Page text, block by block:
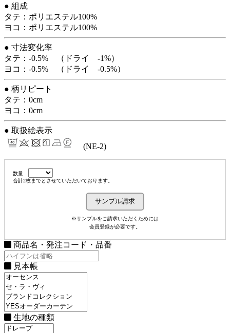
● 組成
タテ：ポリエステル100%
ヨコ：ポリエステル100%
● 寸法変化率
タテ：-0.5% （ドライ -1%）
ヨコ：-0.5% （ドライ -0.5%）
● 柄リピート
タテ：0cm
ヨコ：0cm
● 取扱絵表示
(NE-2)
数量
合計2枚までとさせていただいております。
※サンプルをご請求いただくためには
会員登録が必要です。
商品名・発注コード・品番
見本帳
生地の種類